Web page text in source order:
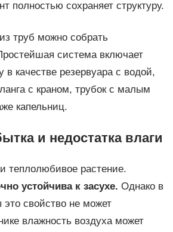
полностью сохраняет структуру.
труб можно собрать
система включает
в качестве резервуара с водой,
с краном, трубок с малым
капельниц.
и недостатка влаги
теплолюбивое растение.
устойчива к засухе. Однако в
свойство не может
влажность воздуха может